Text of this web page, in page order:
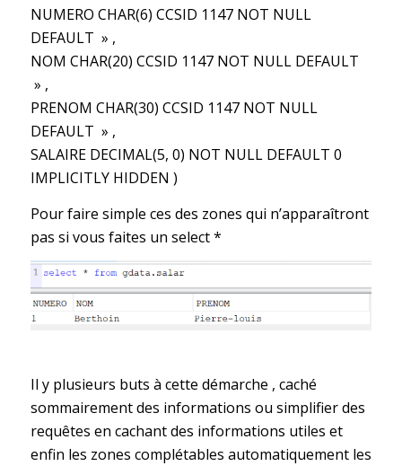
NUMERO CHAR(6) CCSID 1147 NOT NULL
DEFAULT » ,
NOM CHAR(20) CCSID 1147 NOT NULL DEFAULT
» ,
PRENOM CHAR(30) CCSID 1147 NOT NULL
DEFAULT » ,
SALAIRE DECIMAL(5, 0) NOT NULL DEFAULT 0
IMPLICITLY HIDDEN )
Pour faire simple ces des zones qui n’apparaîtront
pas si vous faites un select *
Il y plusieurs buts à cette démarche , caché
sommairement des informations ou simplifier des
requêtes en cachant des informations utiles et
enfin les zones complétables automatiquement les